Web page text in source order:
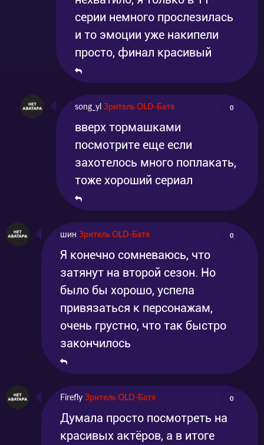
серии немного прослезилась
и то эмоции уже накипели
просто, финал красивый
song_yl Зритель OLD-Батя 0
вверх тормашками
посмотрите еще если
захотелось много поплакать,
тоже хороший сериал
шин Зритель OLD-Батя 0
Я конечно сомневаюсь, что
затянут на второй сезон. Но
было бы хорошо, успела
привязаться к персонажам,
очень грустно, что так быстро
закончилось
Firefly Зритель OLD-Батя 0
Думала просто посмотреть на
красивых актёров, а в итоге